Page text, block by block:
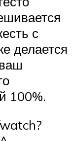
с
делается
100%.